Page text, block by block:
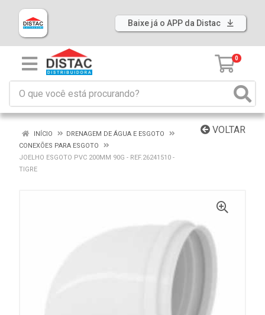
Baixe já o APP da Distac
0
VOLTAR
INÍCIO
DRENAGEM DE ÁGUA E ESGOTO
CONEXÕES PARA ESGOTO
JOELHO ESGOTO PVC 200MM 90G - REF.26241510 -
TIGRE